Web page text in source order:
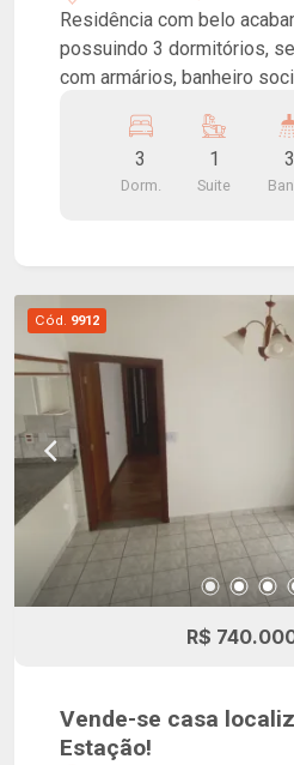
Residência com belo
possuindo 3 dormitórios,
com armários, banheiro
lavanderia, quintal, espaço
churrasqueira, banheiro
vagas de garagem
3
Dorm.
1
Suite
3
Cód. 9912
R$
Vende-se casa
Estação!